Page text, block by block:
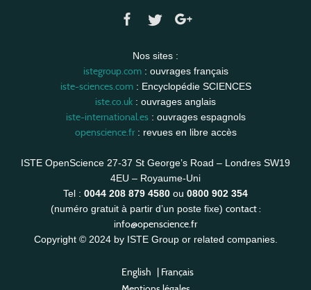
Nos sites :
istegroup.com: ouvrages français
iste-sciences.com: Encyclopédie SCIENCES
iste.co.uk : ouvrages anglais
iste-international.es: ouvrages espagnols
openscience.fr: revues en libre accès
ISTE OpenScience 27-37 St George’s Road – Londres SW19
4EU – Royaume-Uni
Tel : 0044 208 879 4580 ou 0800 902 354
(numéro gratuit à partir d’un poste fixe) contact :
info@openscience.fr
Copyright © 2024 by ISTE Group or related companies.
English | Français